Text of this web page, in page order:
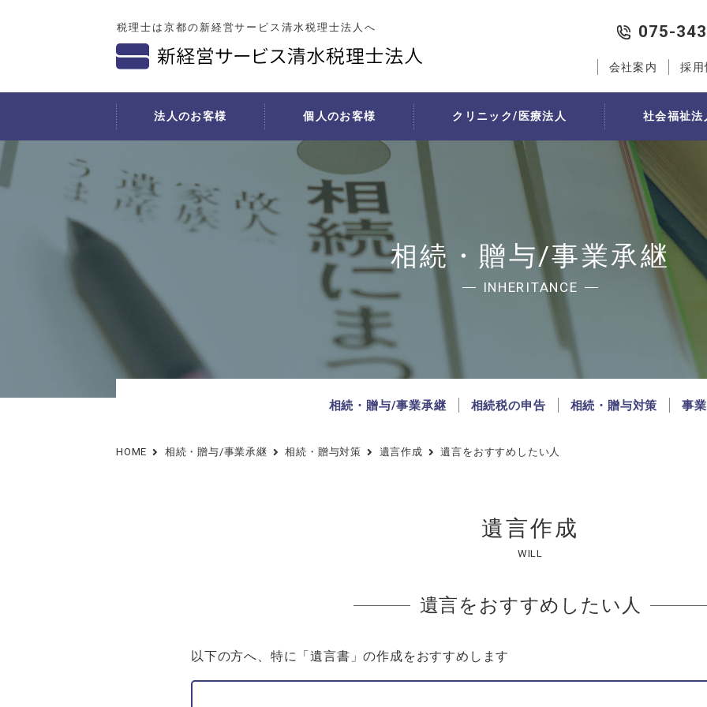
税理士は京都の新経営サービス清水税理士法人へ 075-
会社案内 採用
法人のお客様
決算対策
法人税の確定申告
年末調整業務
償却資産税申告業務
税務調査が来る
月次巡回監査
導入事例
経理代行（記帳代行）の流れ
経理代行お見積り
経営支援
将軍の日（中期経営計画策定支援
経営幹部育成支援「コンパスミー
個人のお客様
事業をされている方
月次巡回監査
医療費を多額に支払われた方
創業
創業者向け中期経営計画策定
創業支援制度の活用
会社設立
法人設立シミュレーション
クリニック/医療法人
開業の事前相談
診療圏調査と開業地選定
医院建築に関する相談
資金調達交渉のバックアップ
事業収支計画書の作成
広告・広報活動への助言
スタッフ募集・採用に関する助言
医院経営サポート
税務・会計サポート
節税とは
節税対策
医療法人設立・分院設立
人事・労務サポート
受付事務業務
医院継承
医院の現状分析
承継者・承継方法の
医院承継計画の策定
個人診療所の承継の
医療法人の承継の流
社会福祉法
社会福祉法人の新会計基準 社会福祉法人の税務
所得税の準確定申告・相続税の申告
相続手続きの流れ
遺産分割
相続手続きにおいて必要な準備書類
財産の名義変更手続き
相続税等申告手続費用
相続・贈与対策
個人財産の現状分析
贈与税申告が必要な場合
相続・贈与/事業承継
INHERITANCE
相続・贈与/事業承継 相続税の申告 相続・贈与対策 事
HOME 相続・贈与/事業承継 相続・贈与対策 遺言作成 遺言をおすすめしたい人
遺言作成
WILL
遺言をおすすめしたい人
以下の方へ、特に「遺言書」の作成をおすすめします